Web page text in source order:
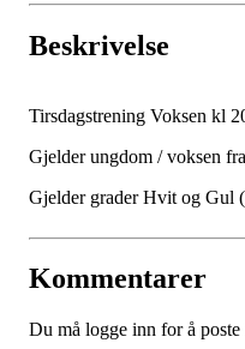
Beskrivelse
Tirsdagstrening Voksen kl
Gjelder ungdom / voksen
Gjelder grader Hvit og Gul
Kommentarer
Du må logge inn for å poste